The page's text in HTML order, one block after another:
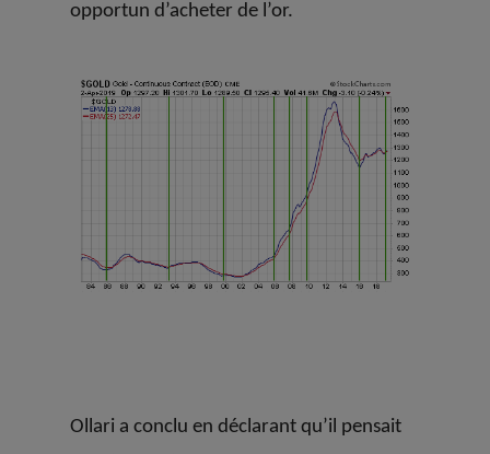
opportun d’acheter de l’or.
Ollari a conclu en déclarant qu’il pensait